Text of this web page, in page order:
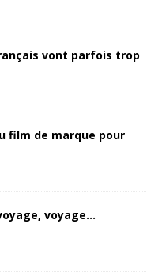
vont parfois trop
film de marque pour
voyage…